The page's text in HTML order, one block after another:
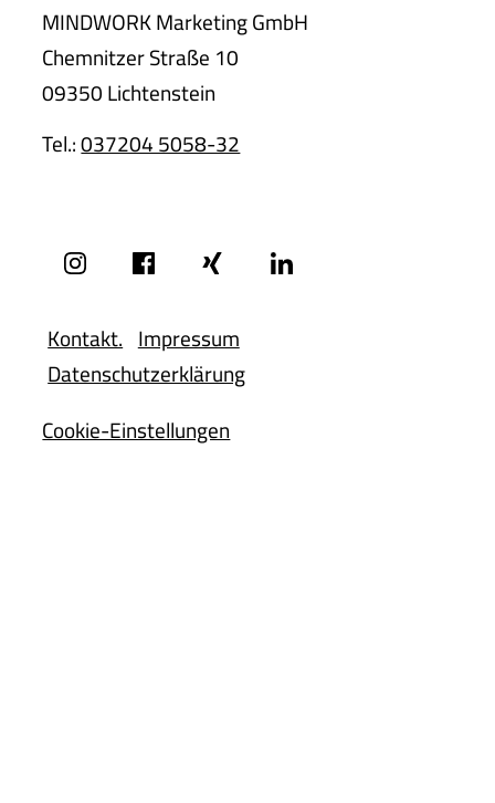
MINDWORK Marketing GmbH
Chemnitzer Straße 10
09350 Lichtenstein
Tel.:037204 5058-32
Kontakt. Impressum
Datenschutzerklärung
Cookie-Einstellungen